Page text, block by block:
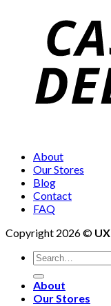
About
Our Stores
Blog
Contact
FAQ
Copyright 2026 ©
About
Our Stores